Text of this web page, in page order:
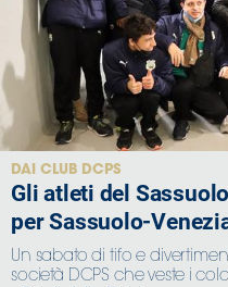
DAI CLUB DCPS
Gli atleti del
per Sassuolo-
Un sabato di tifo e
società DCPS che veste i